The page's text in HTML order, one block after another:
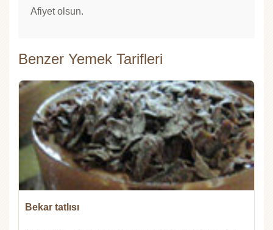
Afiyet olsun.
Benzer Yemek Tarifleri
Bekar tatlısı